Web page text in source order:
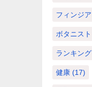
フィンジア
ボタニス
ランキング
健康 (17)